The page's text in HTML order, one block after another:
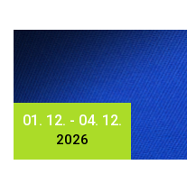
01. 12. - 04. 12.
2026